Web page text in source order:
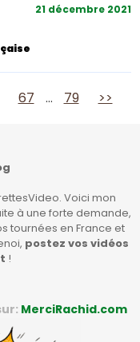
21 décembre 2021
67 … 79 >>
Voici mon
à une forte demande,
tournées en France et
postez vos vidéos
!
MerciRachid.com